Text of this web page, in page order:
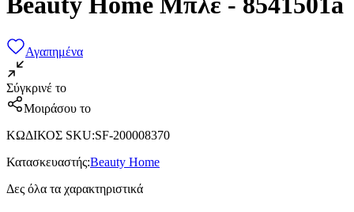
Αγαπημένα
Σύγκρινέ το
Μοιράσου το
ΚΩΔΙΚΟΣ SKU:SF-200008370
Κατασκευαστής:Beauty Home
Δες όλα τα χαρακτηριστικά